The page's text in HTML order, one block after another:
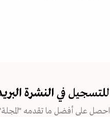
للتسجيل في النشرة
احصل على أفضل ما تقدمه